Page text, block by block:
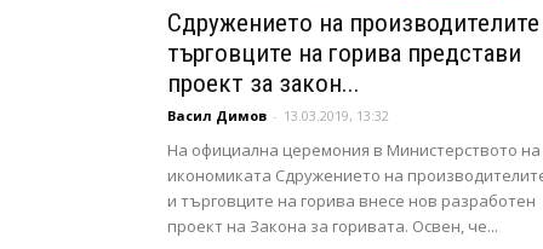
Сдружението на
търговците на горива представи
проект за закон...
Васил Димов - 13.03.2019, 13:32
На официална церемония в Министерството на
икономиката Сдружението на
и търговците на горива внесе нов разработен
проект на Закона за горивата. Освен, че...